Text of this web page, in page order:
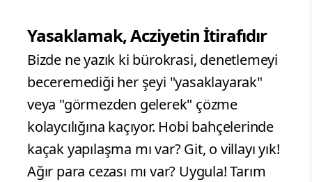
Yasaklamak, Acziyetin İtirafıdır
Bizde ne yazık ki bürokrasi, denetlemeyi
beceremediği her şeyi "yasaklayarak"
veya "görmezden gelerek" çözme
kolaycılığına kaçıyor. Hobi bahçelerinde
kaçak yapılaşma mı var? Git, o villayı yık!
Ağır para cezası mı var? Uygula! Tarım